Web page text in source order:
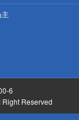
6
Reserved